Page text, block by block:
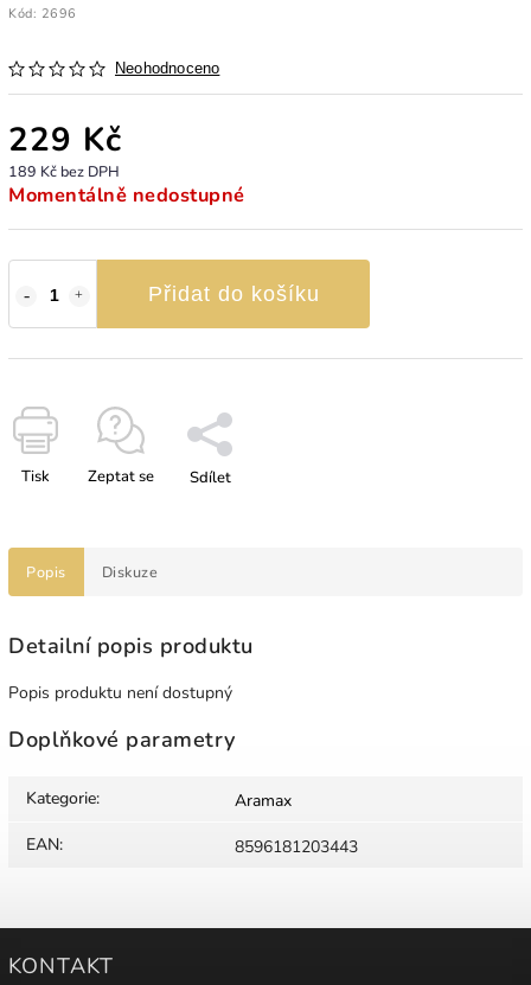
Kód: 2696
Neohodnoceno
229 Kč
189 Kč bez DPH
Momentálně nedostupné
Přidat do košíku
Tisk Zeptat se Sdílet
Popis Diskuze
Detailní popis produktu
Popis produktu není dostupný
Doplňkové parametry
Kategorie:
Aramax
EAN: 8596181203443
KONTAKT